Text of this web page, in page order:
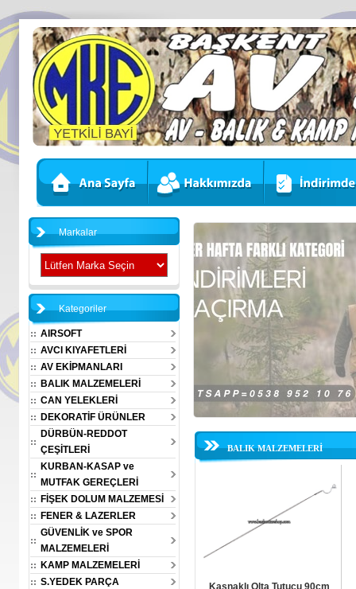
Markalar
Kategoriler
AIRSOFT
AVCI KIYAFETLERİ
AV EKİPMANLARI
BALIK MALZEMELERİ
CAN YELEKLERİ
DEKORATİF ÜRÜNLER
DÜRBÜN-REDDOT
ÇEŞİTLERİ
KURBAN-KASAP ve
MUTFAK GEREÇLERİ
FİŞEK DOLUM MALZEMESİ
FENER & LAZERLER
GÜVENLİK ve SPOR
MALZEMELERİ
KAMP MALZEMELERİ
S.YEDEK PARÇA
BALIK MALZEMELERİ
Kasnaklı Olta Tutucu 90cm
Silikon Yem
Anason
av15294
TL
Oskar Boili Yüzen Silikon Yem
20mm Yeşil Kan Kokulu-
av15293
Fiyatı :100.00
Oskar Boili Yüzen Silikon
20mm Kırmızı Kan Kokulu-